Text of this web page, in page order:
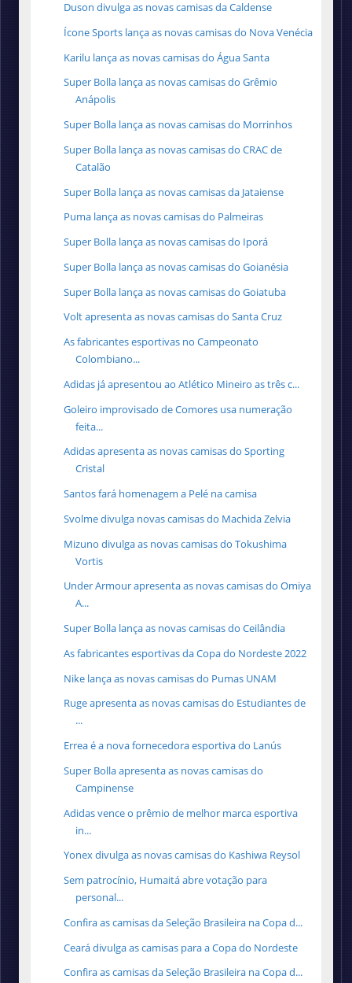
Duson divulga as novas camisas da Caldense
Ícone Sports lança as novas camisas do Nova Venécia
Karilu lança as novas camisas do Água Santa
Super Bolla lança as novas camisas do Grêmio
Anápolis
Super Bolla lança as novas camisas do Morrinhos
Super Bolla lança as novas camisas do CRAC de
Catalão
Super Bolla lança as novas camisas da Jataiense
Puma lança as novas camisas do Palmeiras
Super Bolla lança as novas camisas do Iporá
Super Bolla lança as novas camisas do Goianésia
Super Bolla lança as novas camisas do Goiatuba
Volt apresenta as novas camisas do Santa Cruz
As fabricantes esportivas no Campeonato
Colombiano...
Adidas já apresentou ao Atlético Mineiro as três c...
Goleiro improvisado de Comores usa numeração
feita...
Adidas apresenta as novas camisas do Sporting
Cristal
Santos fará homenagem a Pelé na camisa
Svolme divulga novas camisas do Machida Zelvia
Mizuno divulga as novas camisas do Tokushima
Vortis
Under Armour apresenta as novas camisas do Omiya
A...
Super Bolla lança as novas camisas do Ceilândia
As fabricantes esportivas da Copa do Nordeste 2022
Nike lança as novas camisas do Pumas UNAM
Ruge apresenta as novas camisas do Estudiantes de
...
Errea é a nova fornecedora esportiva do Lanús
Super Bolla apresenta as novas camisas do
Campinense
Adidas vence o prêmio de melhor marca esportiva
in...
Yonex divulga as novas camisas do Kashiwa Reysol
Sem patrocínio, Humaitá abre votação para
personal...
Confira as camisas da Seleção Brasileira na Copa d...
Ceará divulga as camisas para a Copa do Nordeste
Confira as camisas da Seleção Brasileira na Copa d...